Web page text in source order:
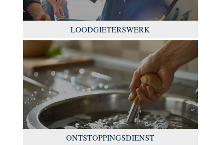
LOODGIETERSWERK
ONTSTOPPINGSDIENST